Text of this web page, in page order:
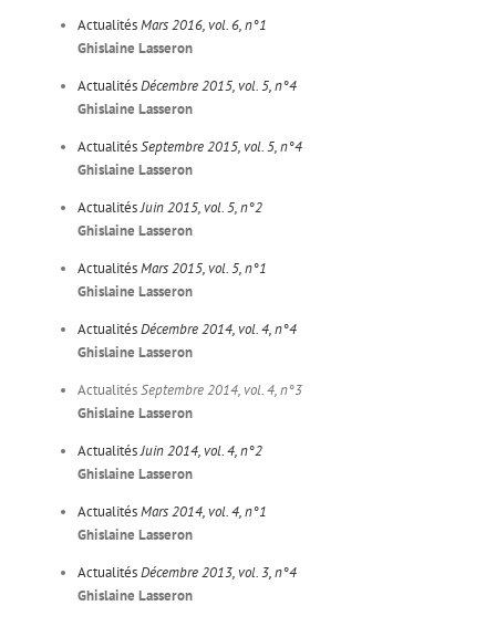
ActualitésMars 2016, vol. 6, n°1
Ghislaine Lasseron
ActualitésDécembre 2015, vol. 5, n°4
Ghislaine Lasseron
ActualitésSeptembre 2015, vol. 5, n°4
Ghislaine Lasseron
ActualitésJuin 2015, vol. 5, n°2
Ghislaine Lasseron
ActualitésMars 2015, vol. 5, n°1
Ghislaine Lasseron
ActualitésDécembre 2014, vol. 4, n°4
Ghislaine Lasseron
ActualitésSeptembre 2014, vol. 4, n°3
Ghislaine Lasseron
ActualitésJuin 2014, vol. 4, n°2
Ghislaine Lasseron
ActualitésMars 2014, vol. 4, n°1
Ghislaine Lasseron
ActualitésDécembre 2013, vol. 3, n°4
Ghislaine Lasseron